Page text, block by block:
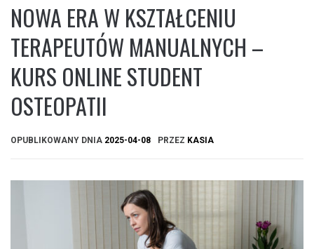
NOWA ERA W KSZTAŁCENIU
TERAPEUTÓW MANUALNYCH –
KURS ONLINE STUDENT
OSTEOPATII
OPUBLIKOWANY DNIA 2025-04-08 PRZEZ KASIA